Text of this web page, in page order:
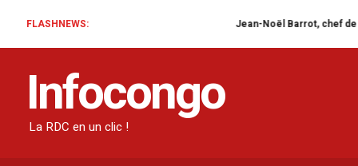
FLASHNEWS: Jean-Noël Barrot, chef de la
Infocongo
La RDC en un clic !